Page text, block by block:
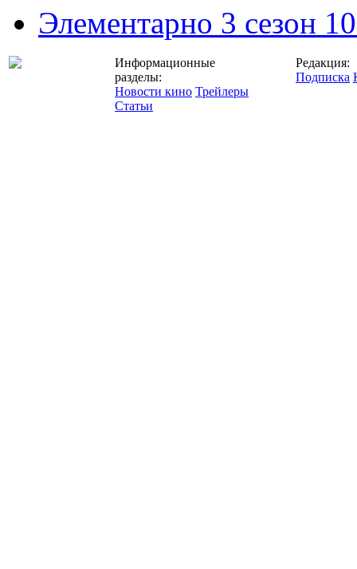
Элементарно 3 сезон
Информационные
разделы:
Новости кино Трейлеры
Статьи
Редакция:
Подписка